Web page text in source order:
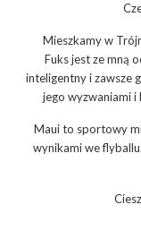
Mieszkamy w
Fuks jest ze mną
inteligentny i zawsze
jego wyzwaniami i
Maui to sportowy
wynikami we